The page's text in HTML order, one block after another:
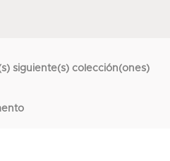
siguiente(s) colección(ones)